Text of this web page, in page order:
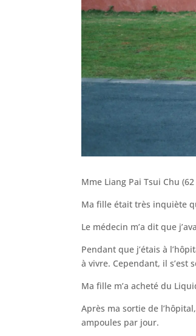
Mme Liang Pai Tsui Chu
Ma fille était très inquiète
Le médecin m’a dit que
Pendant que j’étais à
à vivre. Cependant, il s’est
Ma fille m’a acheté du
Après ma sortie de
ampoules par jour.